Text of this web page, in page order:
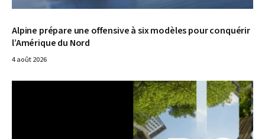
Alpine prépare une offensive à six modèles pour conquérir
l’Amérique du Nord
4 août 2026